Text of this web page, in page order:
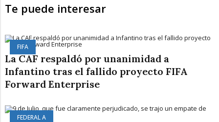
Te puede interesar
FIFA
La CAF respaldó por unanimidad a
Infantino tras el fallido proyecto FIFA
Forward Enterprise
FEDERAL A